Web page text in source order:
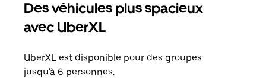
Des véhicules plus spacieux
avec UberXL
UberXL est disponible pour des groupes
jusqu'à 6 personnes.